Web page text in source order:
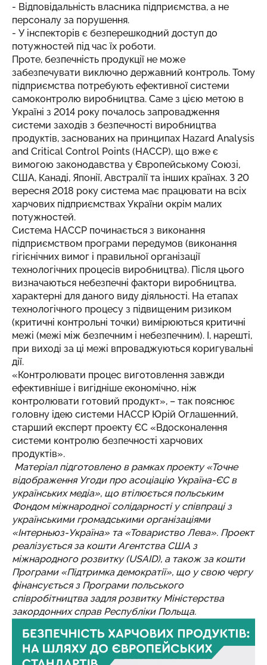
- Відповідальність власника підприємства, а не
персоналу за порушення.
- У інспекторів є безперешкодний доступ до
потужностей під час їх роботи.
Проте, безпечність продукції не може
забезпечувати виключно державний контроль. Тому
підприємства потребують ефективної системи
самоконтролю виробництва. Саме з цією метою в
Україні з 2014 року почалось запровадження
системи заходів з безпечності виробництва
продуктів, заснованих на принципах Hazard Analysis
and Critical Control Points (HACCP), що вже є
вимогою законодавства у Європейському Союзі,
США, Канаді, Японії, Австралії та інших країнах. З 20
вересня 2018 року система має працювати на всіх
харчових підприємствах України окрім малих
потужностей.
Система HACCP починається з виконання
підприємством програми передумов (виконання
гігієнічних вимог і правильної організації
технологічних процесів виробництва). Після цього
визначаються небезпечні фактори виробництва,
характерні для даного виду діяльності. На етапах
технологічного процесу з підвищеним ризиком
(критичні контрольні точки) вимірюються критичні
межі (межі між безпечним і небезпечним). І, нарешті,
при виході за ці межі впроваджуються коригувальні
дії.
«Контролювати процес виготовлення завжди
ефективніше і вигідніше економічно, ніж
контролювати готовий продукт», – так пояснює
головну ідею системи HACCP Юрій Оглашенний,
старший експерт проекту ЄС «Вдосконалення
системи контролю безпечності харчових
продуктів».
Матеріал підготовлено в рамках проекту «Точне
відображення Угоди про асоціацію Україна-ЄС в
українських медіа», що втілюється польським
Фондом міжнародної солідарності у співпраці з
українськими громадськими організаціями
«Інтерньюз-Україна» та «Товариство Лева». Проект
реалізується за кошти Агентства США з
міжнародного розвитку (USAID), а також за кошти
Програми «Підтримка демократії», що у свою чергу
фінансується з Програми польського
співробітництва задля розвитку Міністерства
закордонних справ Республіки Польща.